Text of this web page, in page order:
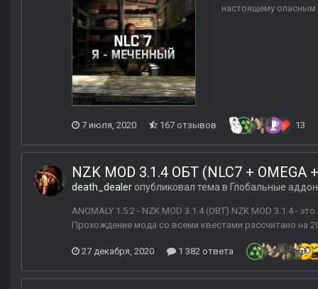
настоящему
7 июля, 2020 167 отзывов 13
NZK MOD 3.1.4 ОБТ (NLC7 + OMEGA
death_dealer опубликовал тема в Глобальные
ANOMALY 1.5.2 - NZK MOD 3.1.4 (OBT) NZK MOD 3.1.4 -
Прохождение мода со всеми квестами рассчитано на
27 декабря, 2020 1 382 ответа